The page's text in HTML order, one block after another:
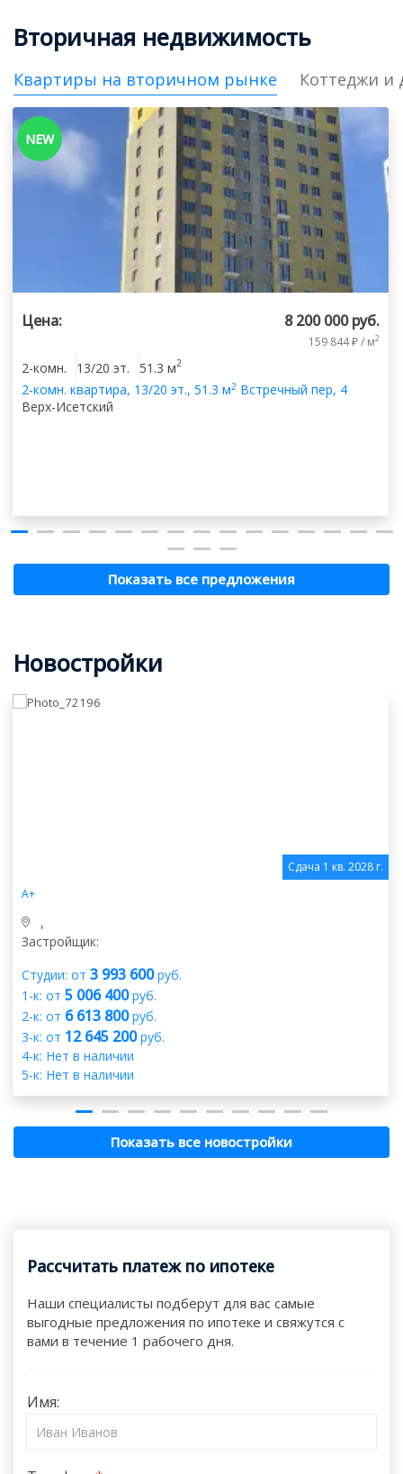
Вторичная недвижимость
Квартиры на вторичном рынке Коттеджи и
NEW
Цена: 8 200 000 руб.
159 844 ₽ / м2
2-комн. 13/20 эт. 51.3 м2
2-комн. квартира, 13/20 эт.,51.3 м2 Встречный пер, 4
Верх-Исетский
Показать все предложения
Новостройки
Сдача 1 кв. 2028 г.
А+
,
Застройщик:
Студии: от3 993 600руб.
1-к: от5 006 400руб.
2-к: от 6 613 800руб.
3-к: от 12 645 200руб.
4-к: Нет в наличии
5-к: Нет в наличии
Показать все новостройки
Рассчитать платеж по ипотеке
Наши специалисты подберут для вас самые
выгодные предложения по ипотеке и свяжутся с
вами в течение 1 рабочего дня.
Имя: